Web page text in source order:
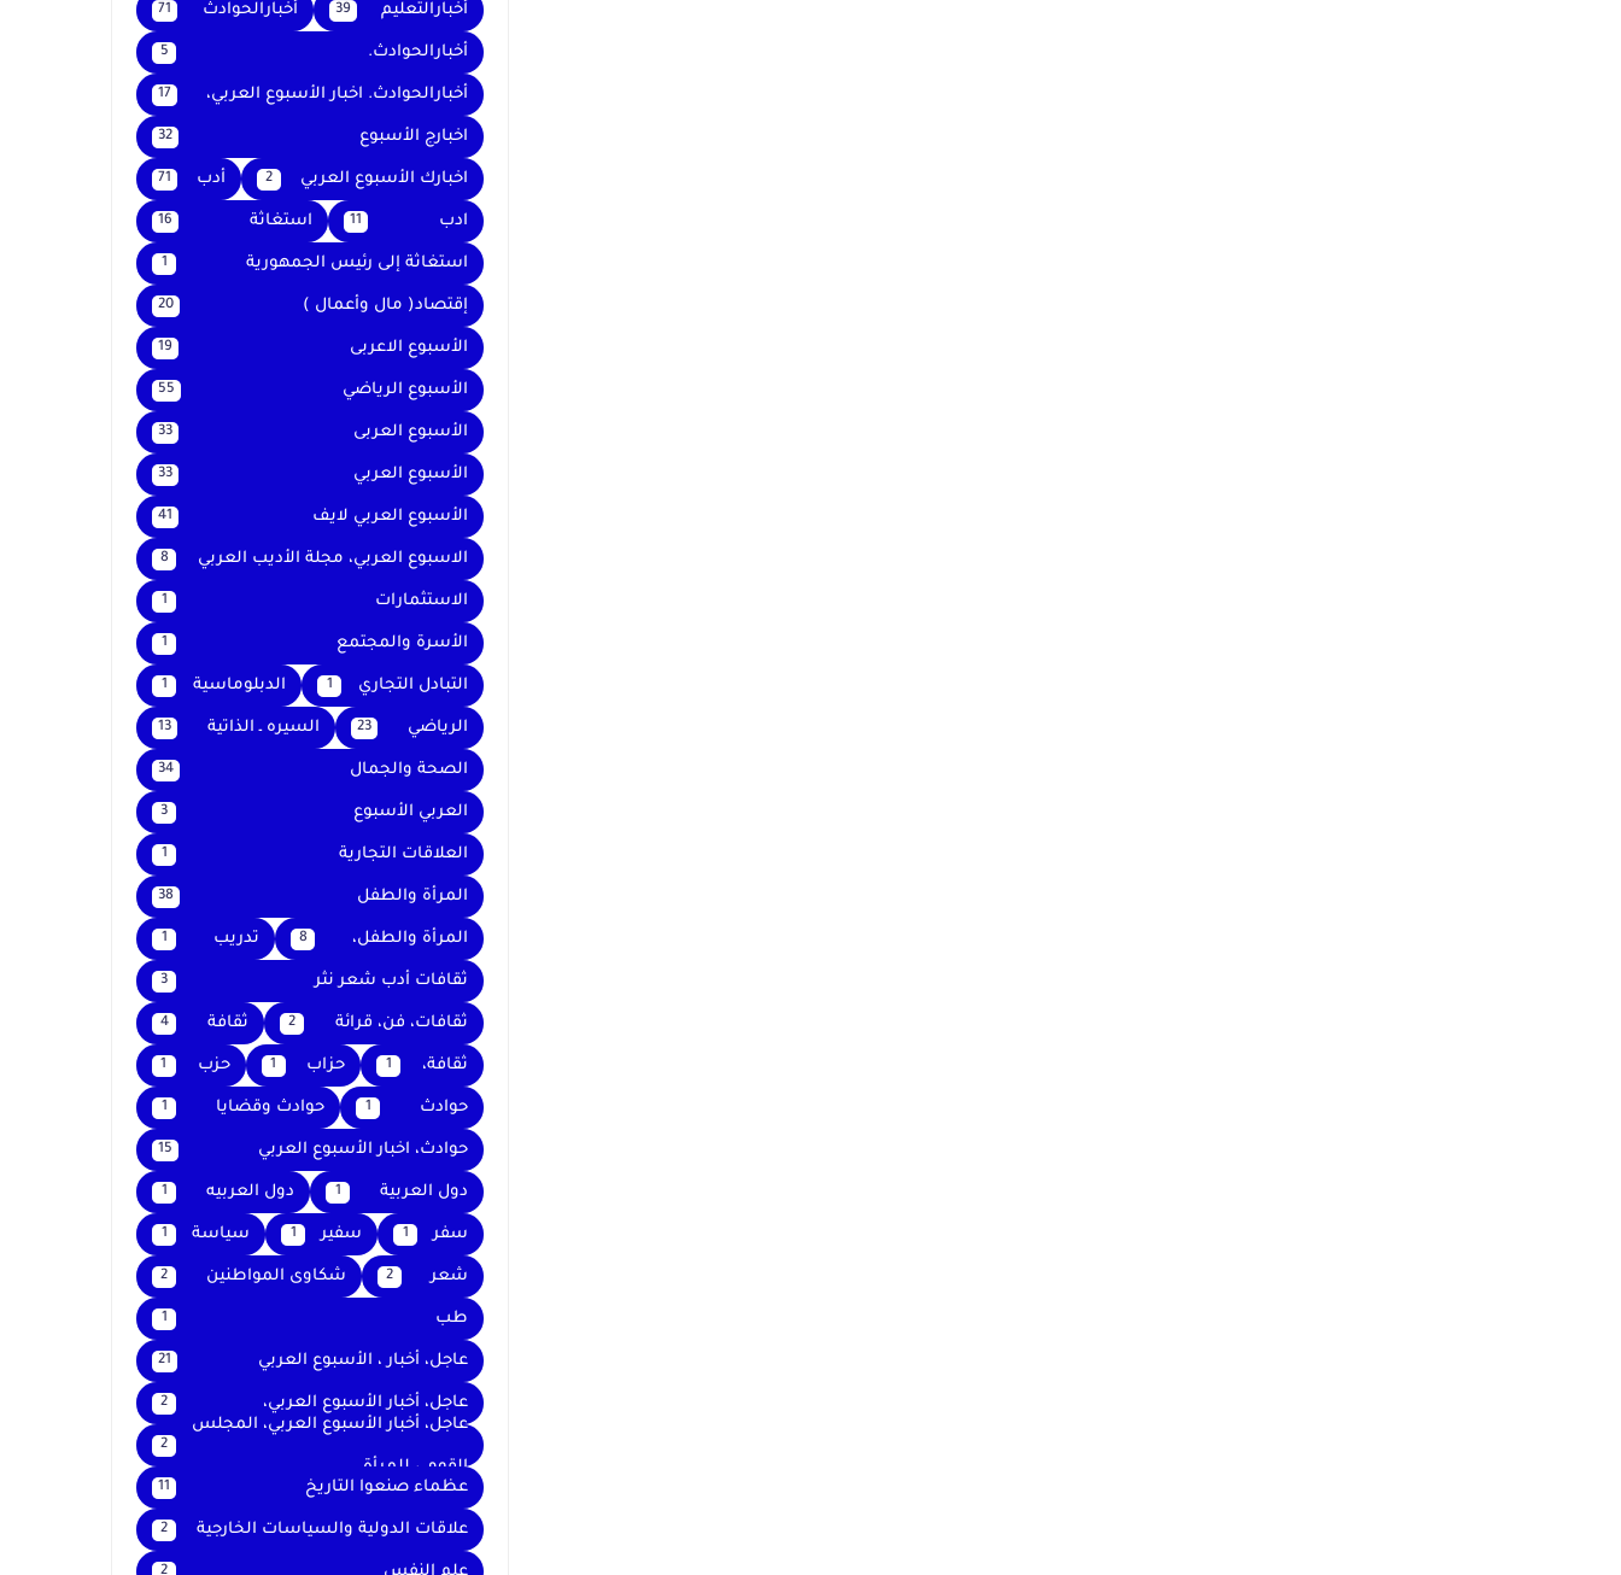
أخبارالتعليم 39 أخبارالحوادث 71
أخبارالحوادث. 5
أخبارالحوادث. اخبار الأسبوع العربي، 17
اخبارج الأسبوع 32
اخبارك الأسبوع العربي 2 أدب 71
ادب 11 استغاثة 16
استغاثة إلى رئيس الجمهورية 1
إقتصاد( مال وأعمال ) 20
الأسبوع الاعربى 19
الأسبوع الرياضي 55
الأسبوع العربى 33
الأسبوع العربي 33
الأسبوع العربي لايف 41
الاسبوع العربي، مجلة الأديب العربي 8
الاستثمارات 1
الأسرة والمجتمع 1
التبادل التجاري 1 الدبلوماسية 1
الرياضي 23 السيره ـ الذاتية 13
الصحة والجمال 34
العربي الأسبوع 3
العلاقات التجارية 1
المرأة والطفل 38
المرأة والطفل، 8 تدريب 1
ثقافات أدب شعر نثر 3
ثقافات، فن، قرائة 2 ثقافة 4
ثقافة، 1 حزاب 1 حزب 1
حوادث 1 حوادث وقضايا 1
حوادث، اخبار الأسبوع العربي 15
دول العربية 1 دول العربيه 1
سفر 1 سفير 1 سياسة 1
شعر 2 شكاوى المواطنين 2
طب 1
عاجل، أخبار ، الأسبوع العربي 21
عاجل، أخبار الأسبوع العربي، 2
عاجل، أخبار الأسبوع العربي، المجلس
القومي للمرأة
2
عظماء صنعوا التاريخ 11
علاقات الدولية والسياسات الخارجية 2
2